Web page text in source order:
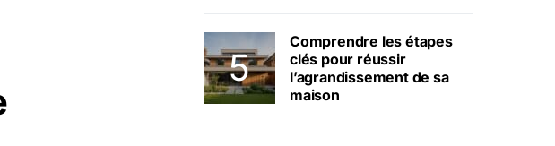
Comprendre les étapes
clés pour réussir
l’agrandissement de sa
maison